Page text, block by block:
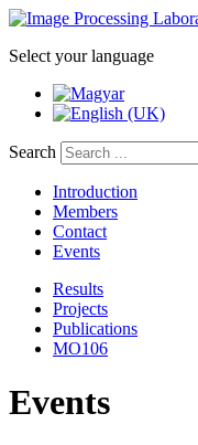
Select your language
Search
Introduction
Members
Contact
Events
Results
Projects
Publications
MO106
Events